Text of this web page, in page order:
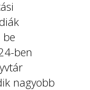
ben
nagyobb